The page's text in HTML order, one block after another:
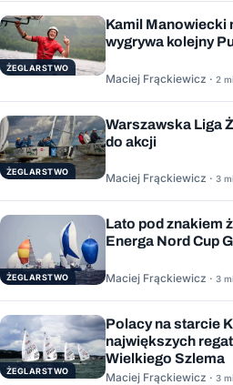
ŻEGLARSTWO
Kamil Manowiecki
wygrywa kolejny
Maciej Frąckiewicz · 2
ŻEGLARSTWO
Warszawska Liga
do akcji
Maciej Frąckiewicz · 3
ŻEGLARSTWO
Lato pod znakiem
Energa Nord Cup
Maciej Frąckiewicz · 3
ŻEGLARSTWO
Polacy na starcie
największych
Wielkiego Szlema
Maciej Frąckiewicz · 3